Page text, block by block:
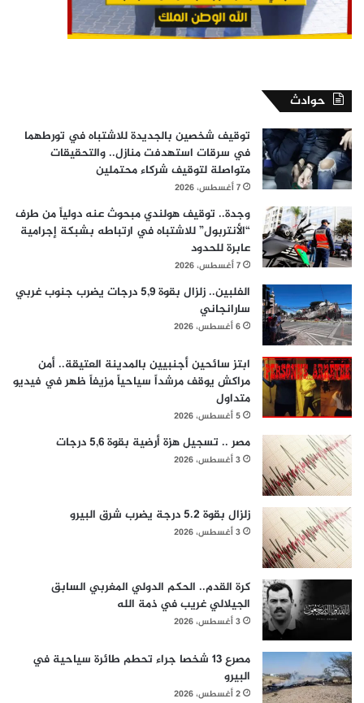
حوادث
توقيف شخصين بالجديدة للاشتباه في تورطهما
في سرقات استهدفت منازل.. والتحقيقات
متواصلة لتوقيف شركاء محتملين
7 أغسطس، 2026
وجدة.. توقيف هولندي مبحوث عنه دولياً من طرف
“الأنتربول” للاشتباه في ارتباطه بشبكة إجرامية
عابرة للحدود
7 أغسطس، 2026
الفلبين.. زلزال بقوة 5,9 درجات يضرب جنوب غربي
سارانجاني
6 أغسطس، 2026
ابتز سائحين أجنبيين بالمدينة العتيقة.. أمن
مراكش يوقف مرشداً سياحياً مزيفاً ظهر في فيديو
متداول
5 أغسطس، 2026
مصر .. تسجيل هزة أرضية بقوة 5,6 درجات
3 أغسطس، 2026
زلزال بقوة 5.2 درجة يضرب شرق البيرو
3 أغسطس، 2026
كرة القدم.. الحكم الدولي المغربي السابق
الجيلالي غريب في ذمة الله
3 أغسطس، 2026
مصرع 13 شخصا جراء تحطم طائرة سياحية في
البيرو
2 أغسطس، 2026